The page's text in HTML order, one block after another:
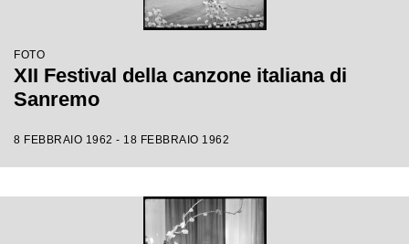
FOTO
XII Festival della canzone italiana di
Sanremo
8 FEBBRAIO 1962 - 18 FEBBRAIO 1962